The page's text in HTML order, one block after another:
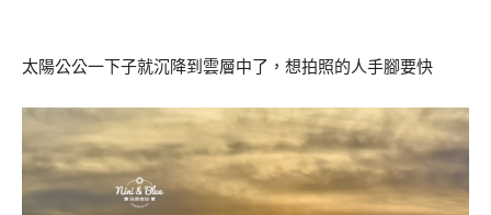
太陽公公一下子就沉降到雲層中了，想拍照的人手腳要快